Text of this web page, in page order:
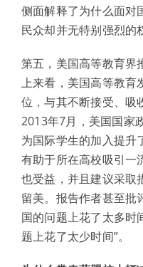
侧面解释了为什么面对
民众却并无特别强烈的
第五，美国高等教育界
上来看，美国高等教育
位，与其不断接受、吸
2013年7月，美国国家
为国际学生的加入提升
有助于所在高校吸引一
也受益，并且建议采取
留美。报告作者甚至批
国的问题上花了太多时
题上花了太少时间”。